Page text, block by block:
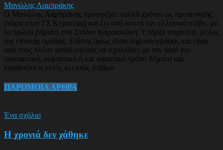
Μανώλης Λαμπράκης
Ο Μανώλης Λαμπράκης προσφέρει πολλά χρόνια ως προπονητής
(τώρα στον ΓΣ Κερατέας) και ζει από κοντά τον ελληνικό στίβο, με
τα πρώτα βήματα στο Στάδιο Καραισκάκη. Υπήρξε σπρίντερ, μέλος
της εθνικής ομάδας. Επίσης όμως είναι δημοσιογράφος και είναι
από τους πλέον κατάλληλους να σχολιάσει με τον δικό του
ουσιαστικό, ρομαντικό ή και καυστικό τρόπο θέματα και
καταστάσεις εντός κι εκτός στίβων
ΠΑΡΟΜΟΙΑ ΑΡΘΡΑ
Ένα σχόλιο
Η χρονιά δεν χάθηκε